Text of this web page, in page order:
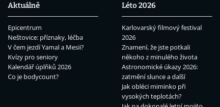
Aktuálně
Epicentrum
Neštovice: příznaky, léčba
V čem jezdí Yamal a Mesii?
Kvízy pro seniory
Kalendář úplňků 2026
Co je bodycount?
Léto 2026
Karlovarský filmový festival
2026
Znamení, že jste potkali
někoho z minulého života
Astronomické úkazy 2026:
zatmění slunce a další
Jak obléci miminko při
vysokých teplotách?